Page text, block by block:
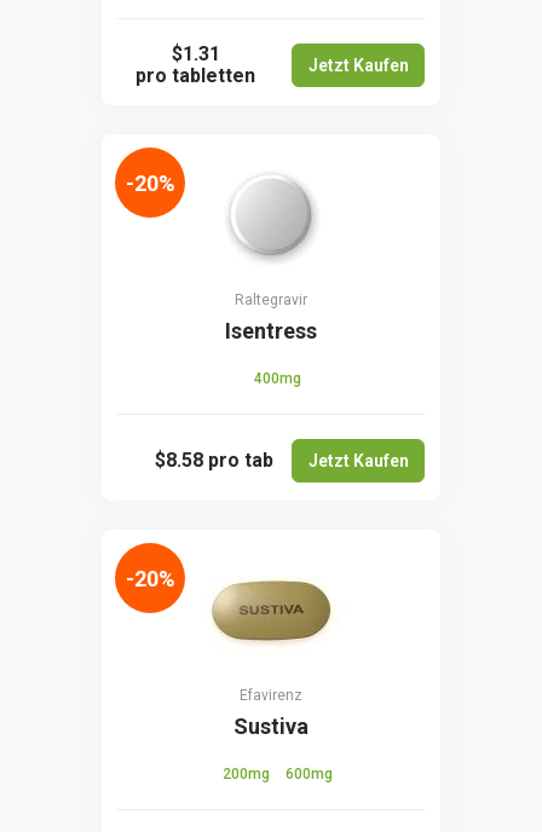
$1.31
pro tabletten
Jetzt Kaufen
Raltegravir
Isentress
400mg
$8.58 pro tab Jetzt Kaufen
-20%
Efavirenz
Sustiva
200mg 600mg
-20%